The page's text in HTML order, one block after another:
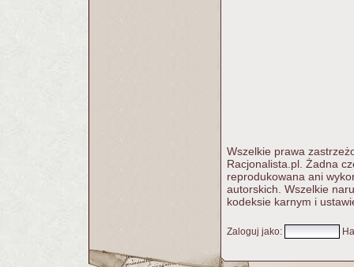
Wszelkie prawa
Racjonalista.pl. Żadna
reprodukowana ani
autorskich. Wszelkie
kodeksie karnym i
Zaloguj jako: